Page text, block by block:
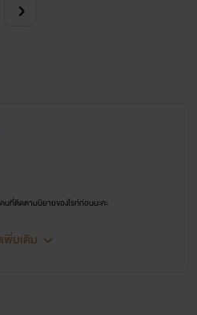
ที่ติดตามนิยายของไรท์ก่อนนะคะ
พิ่มเติม